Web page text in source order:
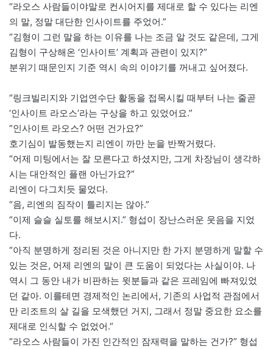
“라오스 사람들이야말로 컨시어지를 제대로 할 수 있다는 리엔
의 말, 정말 대단한 인사이트를 주었어.”
“김형이 그런 말을 하는 이유를 나는 조금 알 것도 같은데, 그게
김형이 구상해온 ‘인사이트’ 계획과 관련이 있지?”
분위기 때문인지 기준 역시 속의 이야기를 꺼내고 싶어졌다.
“링크빌리지와 기업연수단 활동을 접목시킬 때부터 나는 줄곧
‘인사이트 라오스’라는 구상을 하고 있었어요.”
“인사이트 라오스? 어떤 건가요?”
호기심이 발동했는지 리엔이 까만 눈을 반짝거렸다.
“어제 미팅에서는 잘 모른다고 하셨지만, 그게 차장님이 생각하
시는 대안적인 플랜 아닌가요?”
리엔이 다그치듯 물었다.
“음, 리엔의 짐작이 틀리지는 않아.”
“이제 슬슬 실토를 해보시지.” 형섭이 장난스러운 웃음을 지었
다.
“아직 분명하게 정리된 것은 아니지만 한 가지 분명하게 말할 수
있는 것은, 어제 리엔의 말이 큰 도움이 되었다는 사실이야. 나
역시 그 동안 내가 비판하는 윗분들과 같은 프레임에 빠져있었
던 같아. 이를테면 경제적인 논리에서, 기존의 사업적 관점에서
만 리조트의 살 길을 모색했던 거지, 그래서 정말 중요한 요소를
제대로 인식할 수 없었어.”
“라오스 사람들이 가진 인간적인 잠재력을 말하는 건가?” 형섭